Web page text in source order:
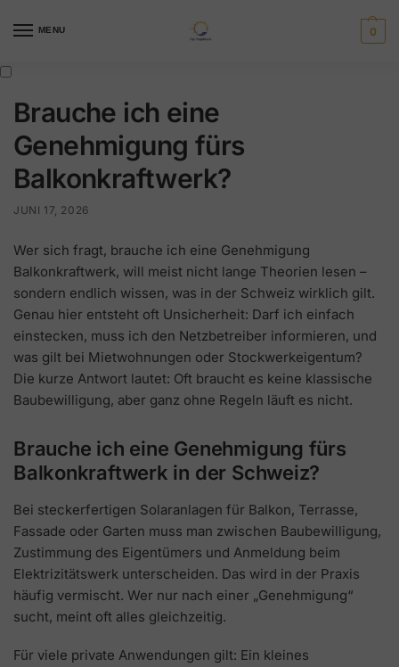
MENU 0
Brauche ich eine
Genehmigung fürs
Balkonkraftwerk?
JUNI 17, 2026
Wer sich fragt, brauche ich eine Genehmigung
Balkonkraftwerk, will meist nicht lange Theorien lesen –
sondern endlich wissen, was in der Schweiz wirklich gilt.
Genau hier entsteht oft Unsicherheit: Darf ich einfach
einstecken, muss ich den Netzbetreiber informieren, und
was gilt bei Mietwohnungen oder Stockwerkeigentum?
Die kurze Antwort lautet: Oft braucht es keine klassische
Baubewilligung, aber ganz ohne Regeln läuft es nicht.
Brauche ich eine Genehmigung fürs
Balkonkraftwerk in der Schweiz?
Bei steckerfertigen Solaranlagen für Balkon, Terrasse,
Fassade oder Garten muss man zwischen Baubewilligung,
Zustimmung des Eigentümers und Anmeldung beim
Elektrizitätswerk unterscheiden. Das wird in der Praxis
häufig vermischt. Wer nur nach einer „Genehmigung“
sucht, meint oft alles gleichzeitig.
Für viele private Anwendungen gilt: Ein kleines